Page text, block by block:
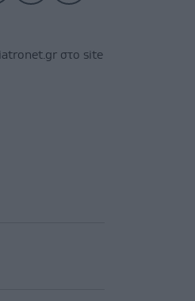
στο site